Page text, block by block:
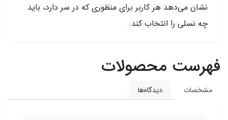
نشان می‌دهد هر کاربر برای منظوری که در سر دارد، باید
چه نسلی را انتخاب کند.
فهرست محصولات
مشخصات دیدگاه‌ها